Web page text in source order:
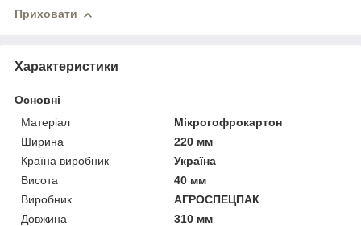
Приховати
Характеристики
Основні
Матеріал
Мікрогофрокартон
Ширина
220 мм
Країна виробник
Україна
Висота
40 мм
Виробник
АГРОСПЕЦПАК
Довжина
310 мм